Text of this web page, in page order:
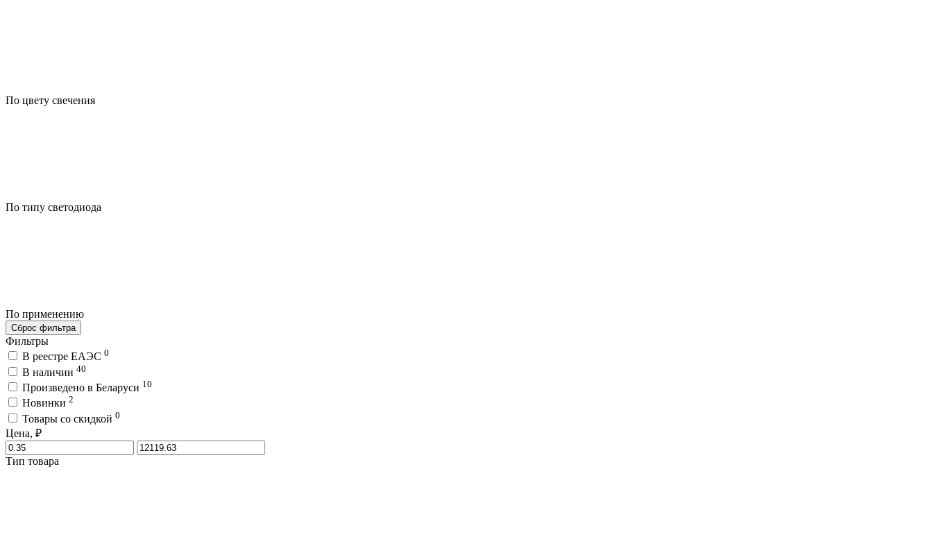
По цвету свечения
По типу светодиода
По применению
Сброс фильтра
Фильтры
В реестре ЕАЭС 0
В наличии 40
Произведено в Беларуси 10
Новинки 2
Товары со скидкой 0
Цена, ₽
Тип товара